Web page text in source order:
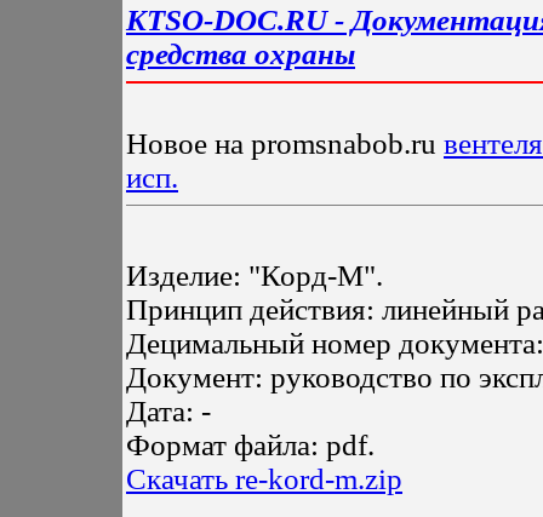
KTSO-DOC.RU -
средства охраны
Новое на promsnabob.ru
исп.
Изделие: "Корд-М".
Принцип действия: линейный
Децимальный номер
Документ: руководство по
Дата: -
Формат файла: pdf.
Скачать re-kord-m.zip